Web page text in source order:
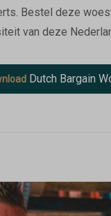
Bestel deze
van deze
Dutch Bargain